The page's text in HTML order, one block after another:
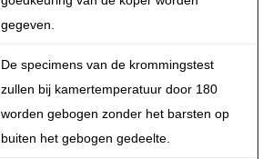
gegeven.
De specimens van de krommingstest
zullen bij kamertemperatuur door 180
worden gebogen zonder het barsten op
buiten het gebogen gedeelte.